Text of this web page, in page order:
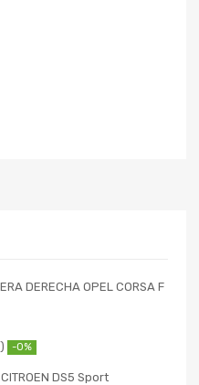
DERECHA OPEL CORSA F
-0%
DS5 Sport